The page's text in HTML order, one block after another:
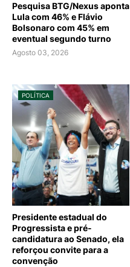
Pesquisa BTG/Nexus aponta
Lula com 46% e Flávio
Bolsonaro com 45% em
eventual segundo turno
Agosto 03, 2026
POLÍTICA
Presidente estadual do
Progressista e pré-
candidatura ao Senado, ela
reforçou convite para a
convenção